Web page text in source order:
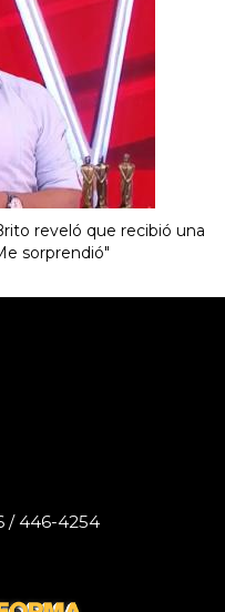
reveló que recibió una
sorprendió"
/ 446-4254